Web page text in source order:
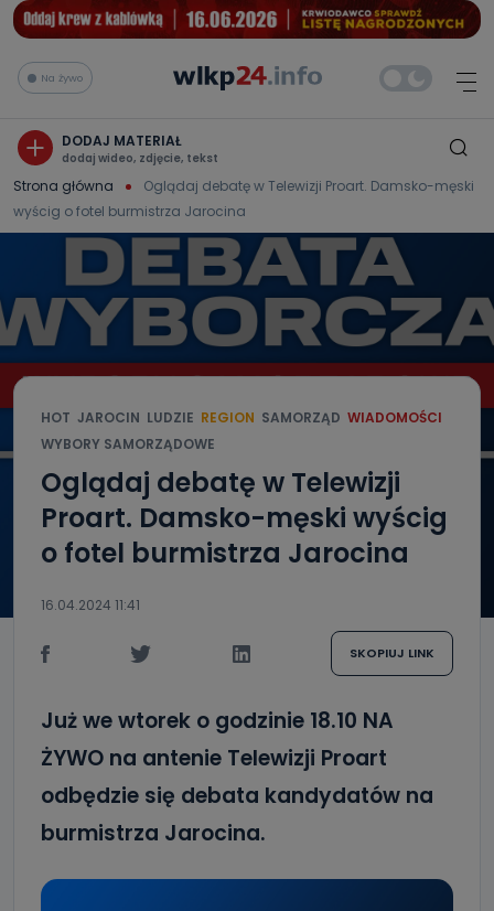
Na żywo
DODAJ MATERIAŁ
dodaj wideo, zdjęcie, tekst
Strona główna
Oglądaj debatę w Telewizji Proart. Damsko-męski
wyścig o fotel burmistrza Jarocina
HOT JAROCIN LUDZIE REGION SAMORZĄD WIADOMOŚCI
WYBORY SAMORZĄDOWE
Oglądaj debatę w Telewizji
Proart. Damsko-męski wyścig
o fotel burmistrza Jarocina
16.04.2024 11:41
SKOPIUJ LINK
Już we wtorek o godzinie 18.10 NA
ŻYWO na antenie Telewizji Proart
odbędzie się debata kandydatów na
burmistrza Jarocina.